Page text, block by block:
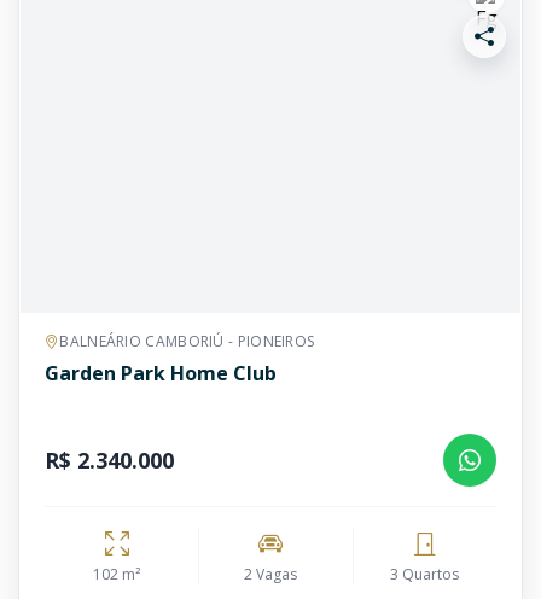
BALNEÁRIO CAMBORIÚ - PIONEIROS
Garden Park Home Club
R$ 2.340.000
102 m² 2 Vagas 3 Quartos